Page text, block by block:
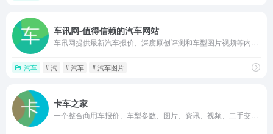
车讯网-值得信赖的汽车网站
汽车 # 汽 # 汽车 # 汽车图片
卡车之家